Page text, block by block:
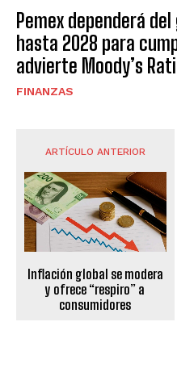
Pemex dependerá
hasta 2028 para
advierte Moody’s
FINANZAS
ARTÍCULO ANTERIOR
Inflación global se modera
y ofrece “respiro” a
consumidores